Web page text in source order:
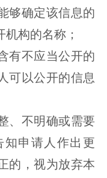
够确定该信息的
构的名称；
有不应当公开的
可以公开的信息
、不明确或需要
申请人作出更
的，视为放弃本